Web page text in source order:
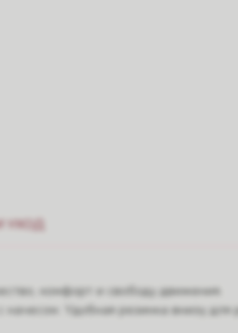
УХОД
комфорт и свободу движения.
Удобная резинка внизу